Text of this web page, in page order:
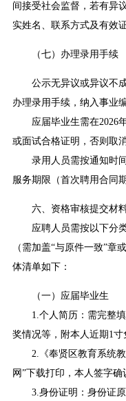
间接受社会监督，若有异
实姓名、联系方式及有效证
（七）办理录用手续
公示无异议或异议不成
办理录用手续，纳入事业
应届毕业生需在2026年
或面试合格证明，否则取
录用人员需按通知时间
服务期限（首次聘用合同
六、资格审核提交材
应聘人员需按以下分类
（需加盖“与原件一致”章
体清单如下：
（一）应届毕业生
1.个人简历：需完整填
奖情况等，附本人近期1寸
2.《奉贤区教育系统教
网”下载打印，本人签字确
3.身份证明：身份证原